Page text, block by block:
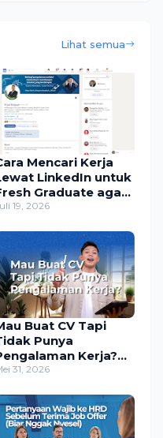
Lihat semua
Mencari Kerja
LinkedIn untuk
Graduate agar
Dilirik Recruiter
19, 2026
Buat CV Tapi
Punya
Kerja?
4 Hal Ini
31, 2026